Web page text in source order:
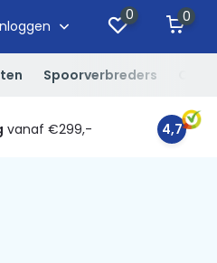
0 0
Spoorverbreders
vanaf €299,- 4,7